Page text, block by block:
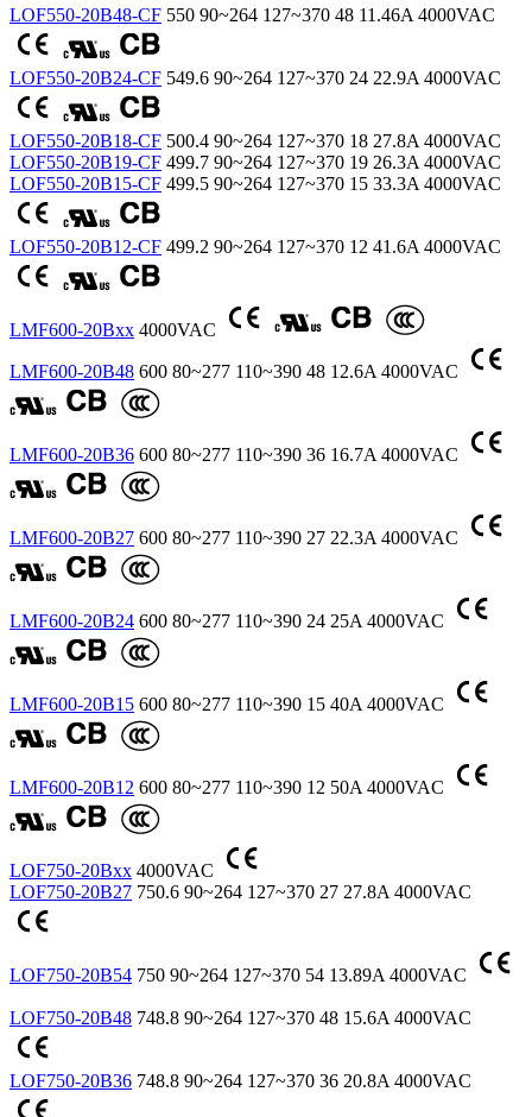
LOF550-20B48-CF 550 90~264 127~370 48 11.46A 4000VAC
LOF550-20B24-CF 549.6 90~264 127~370 24 22.9A 4000VAC
LOF550-20B18-CF 500.4 90~264 127~370 18 27.8A 4000VAC
LOF550-20B19-CF 499.7 90~264 127~370 19 26.3A 4000VAC
LOF550-20B15-CF 499.5 90~264 127~370 15 33.3A 4000VAC
LOF550-20B12-CF 499.2 90~264 127~370 12 41.6A 4000VAC
LMF600-20Bxx 4000VAC
LMF600-20B48 600 80~277 110~390 48 12.6A 4000VAC
LMF600-20B36 600 80~277 110~390 36 16.7A 4000VAC
LMF600-20B27 600 80~277 110~390 27 22.3A 4000VAC
LMF600-20B24 600 80~277 110~390 24 25A 4000VAC
LMF600-20B15 600 80~277 110~390 15 40A 4000VAC
LMF600-20B12 600 80~277 110~390 12 50A 4000VAC
LOF750-20Bxx 4000VAC
LOF750-20B27 750.6 90~264 127~370 27 27.8A 4000VAC
LOF750-20B54 750 90~264 127~370 54 13.89A 4000VAC
LOF750-20B48 748.8 90~264 127~370 48 15.6A 4000VAC
LOF750-20B36 748.8 90~264 127~370 36 20.8A 4000VAC